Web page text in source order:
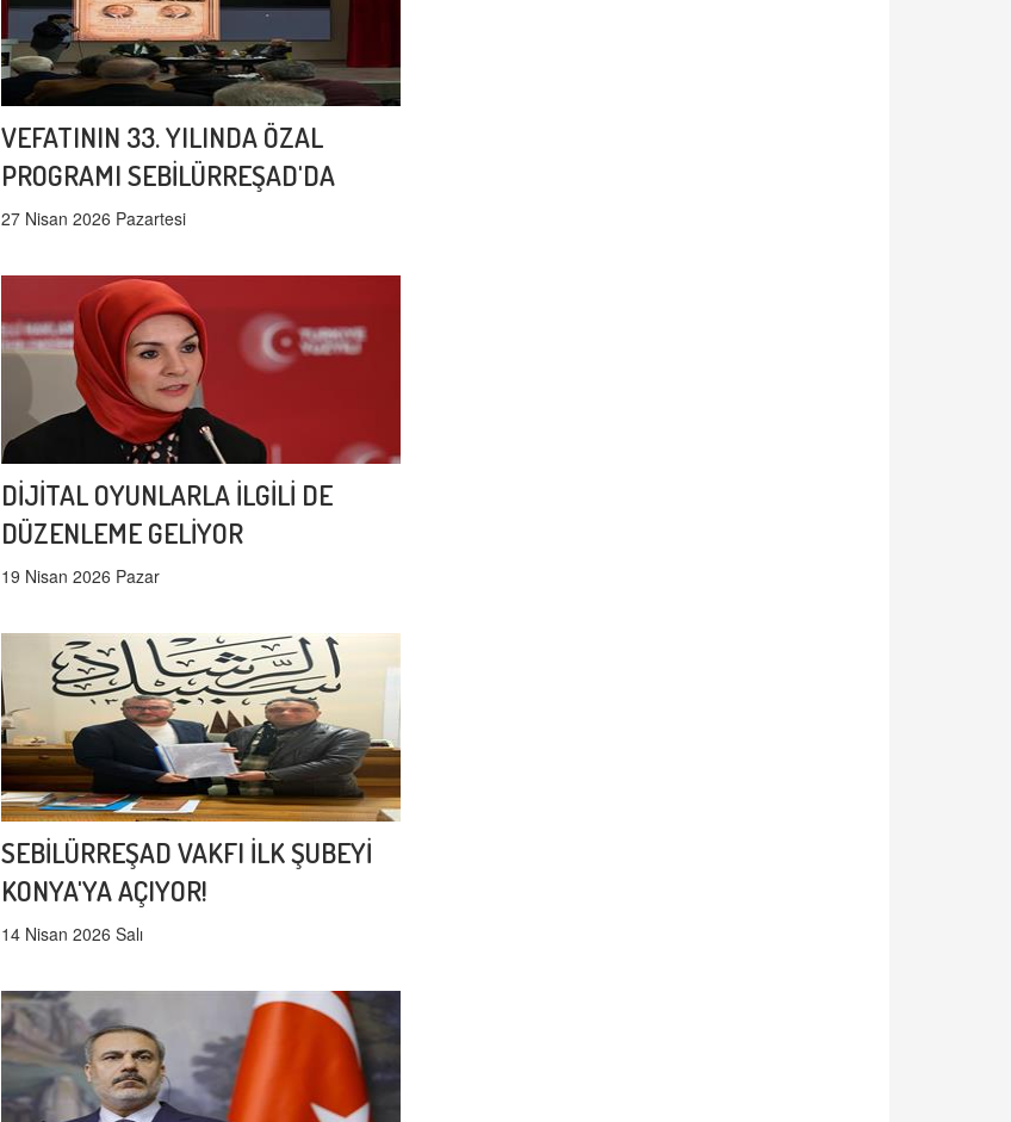
VEFATININ 33. YILINDA ÖZAL
PROGRAMI SEBİLÜRREŞAD'DA
27 Nisan 2026 Pazartesi
DİJİTAL OYUNLARLA İLGİLİ DE
DÜZENLEME GELİYOR
19 Nisan 2026 Pazar
SEBİLÜRREŞAD VAKFI İLK ŞUBEYİ
KONYA'YA AÇIYOR!
14 Nisan 2026 Salı